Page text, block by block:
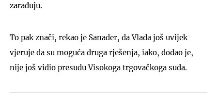
zarađuju.
To pak znači, rekao je Sanader, da Vlada još uvijek
vjeruje da su moguća druga rješenja, iako, dodao je,
nije još vidio presudu Visokoga trgovačkoga suda.